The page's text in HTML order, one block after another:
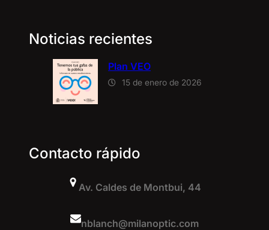
Noticias recientes
Plan VEO
15 de enero de 2026
Contacto rápido
Av. Caldes de Montbui, 44
nblanch@milanoptic.com